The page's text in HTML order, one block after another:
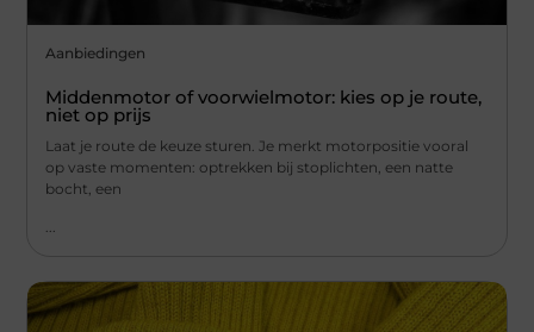
Aanbiedingen
Middenmotor of voorwielmotor: kies op je route,
niet op prijs
Laat je route de keuze sturen. Je merkt motorpositie vooral
op vaste momenten: optrekken bij stoplichten, een natte
bocht, een
...